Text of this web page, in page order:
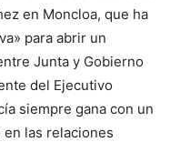
en Moncloa, que ha
para abrir un
Junta y Gobierno
del Ejecutivo
siempre gana con un
las relaciones